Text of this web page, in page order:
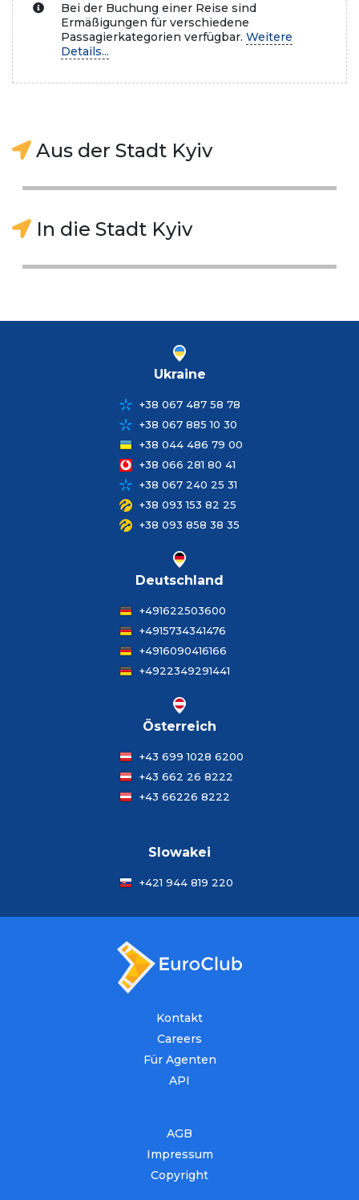
Bei der Buchung einer Reise sind
Ermäßigungen für verschiedene
Passagierkategorien verfügbar. Weitere
Details...
Aus der Stadt Kyiv
In die Stadt Kyiv
Ukraine
+38 067 487 58 78
+38 067 885 10 30
+38 044 486 79 00
+38 066 281 80 41
+38 067 240 25 31
+38 093 153 82 25
+38 093 858 38 35
Deutschland
+491622503600
+4915734341476
+4916090416166
+4922349291441
Österreich
+43 699 1028 6200
+43 662 26 8222
+43 66226 8222
Slowakei
+421 944 819 220
Kontakt
Careers
Für Agenten
API
AGB
Impressum
Copyright